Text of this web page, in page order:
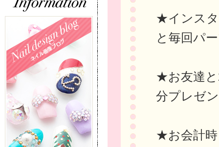
★インスタ
と毎回パ
★お友達と
分プレゼ
★お会計時